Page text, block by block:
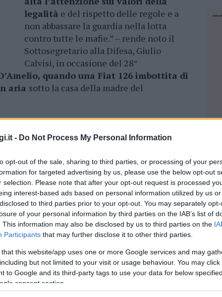
- Do Not Process My Personal Information
opt-out of the sale, sharing to third parties, or processing of your
for targeted advertising by us, please use the below opt-out
selection. Please note that after your opt-out request is processed
interest-based ads based on personal information utilized by us
to third parties prior to your opt-out. You may separately
of your personal information by third parties on the IAB’s list of
This information may also be disclosed by us to third parties on the
Participants that may further disclose it to other third parties.
that this website/app uses one or more Google services and may
but not limited to your visit or usage behaviour. You may
to Google and its third-party tags to use your data for below
consent section.
legalità e del rispetto delle regole e a
non abbassare la guardia nella lotta
contro tutte le mafie.” – rende noto il
Sottosegretario alla Difesa, Giulio
Calvisi, in occasione del 28°
quando una Fiat 126 imbottita di
aria sotto la casa della madre del
Emanuela Loi,Claudio Traina e
giudice Borsellino, hanno sacrificato la loro
lo Stato”.
e medaglia d’oro al valor civile, fu
in una strage di mafia. Aveva solo 24
del proprio dovere – commenta Calvisi – .
si esponeva, Emanuela assolveva sempre il
e altissimo spirito di servizio.La
lacerano il tessuto sociale ed economico
più, in un momento difficile come quello che
la guardia. Siamo vicini alle famiglie
e a chi ogni giorno sfida la criminalità
e dovere di cittadino”.